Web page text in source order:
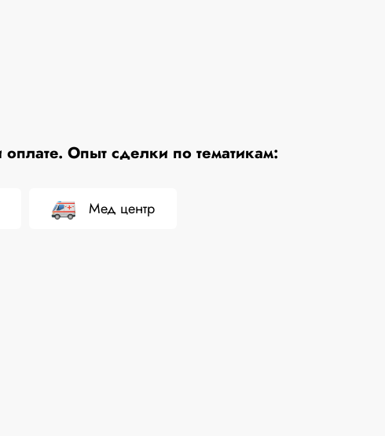
Опыт сделки по тематикам:
Мед центр